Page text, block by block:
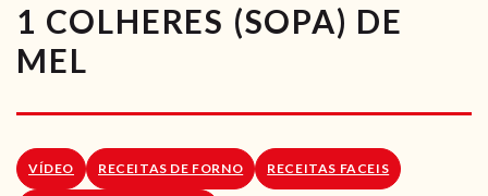
VÍDEOS
LOJA ONLINE
1 COLHERES (SOPA) DE
MEL
VÍDEO RECEITAS DE FORNO RECEITAS FACEIS